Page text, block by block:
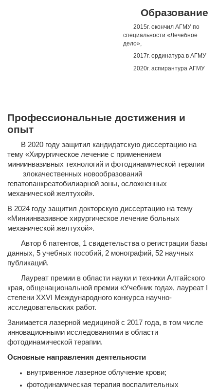
Образование
2015г. окончил АГМУ по
специальности «Лечебное
дело»,
2017г. ординатура в АГМУ
2020г. аспирантура АГМУ
Профессиональные достижения и
опыт
В 2020 году защитил кандидатскую диссертацию на
тему «Хирургическое лечение с применением
миниинвазивных технологий и фотодинамической терапии
злокачественных новообразований
гепатопанкреатобилиарной зоны, осложненных
механической желтухой».
В 2024 году защитил докторскую диссертацию на тему
«Миниинвазивное хирургическое лечение больных
механической желтухой».
Автор 6 патентов, 1 свидетельства о регистрации базы
данных, 5 учебных пособий, 2 монографий, 52 научных
публикаций.
Лауреат премии в области науки и техники Алтайского
края, общенациональной премии «Учебник года», лауреат
степени XXVI Международного конкурса научно-
исследовательских работ.
Занимается лазерной медициной с 2017 года, в том числе
инновационными исследованиями в области
фотодинамической терапии.
Основные направления деятельности
внутривенное лазерное облучение крови;
фотодинамическая терапия воспалительных